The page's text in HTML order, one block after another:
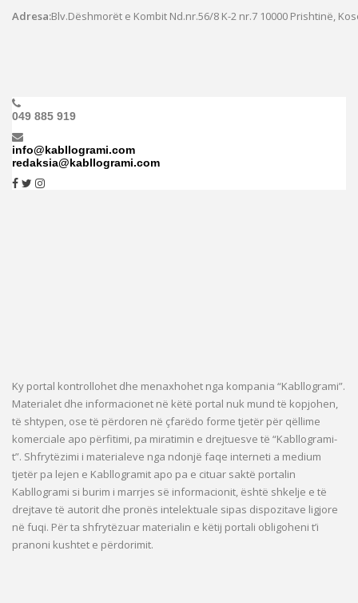
Adresa:Blv.Dëshmorët e Kombit Nd.nr.56/8 K-2 nr.7 10000 Prishtinë,
049 885 919
info@kabllogrami.com
redaksia@kabllogrami.com
Ky portal kontrollohet dhe menaxhohet nga kompania “Kabllogrami”.
Materialet dhe informacionet në këtë portal nuk mund të kopjohen,
të shtypen, ose të përdoren në çfarëdo forme tjetër për qëllime
komerciale apo përfitimi, pa miratimin e drejtuesve të “Kabllogrami-
t”. Shfrytëzimi i materialeve nga ndonjë faqe interneti a medium
tjetër pa lejen e Kabllogramit apo pa e cituar saktë portalin
Kabllogrami si burim i marrjes së informacionit, është shkelje e të
drejtave të autorit dhe pronës intelektuale sipas dispozitave ligjore
në fuqi. Për ta shfrytëzuar materialin e këtij portali obligoheni t’i
pranoni kushtet e përdorimit.